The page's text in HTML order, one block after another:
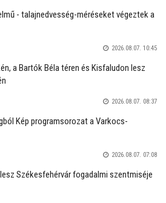
- talajnedvesség-méréseket végeztek a
2026.08.07. 10:45
a Bartók Béla téren és Kisfaludon lesz
2026.08.07. 08:37
Kép programsorozat a Varkocs-
2026.08.07. 07:08
Székesfehérvár fogadalmi szentmiséje